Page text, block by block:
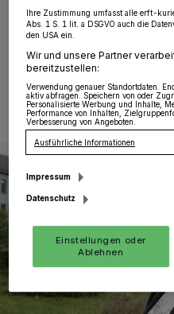
27.05.2024 , 11:32 Uhr
Ihre Zustimmung umfasst alle erft-
Abs. 1 S. 1 lit. a DSGVO auch die
den USA ein.
Wir und unsere Partner
bereitzustellen:
Verwendung genauer Standortdaten.
aktiv abfragen. Speichern von oder
Personalisierte Werbung und Inhalte,
Performance von Inhalten,
Verbesserung von Angeboten.
Ausführliche Informationen
Impressum
Datenschutz
Einstellungen oder
Ablehnen